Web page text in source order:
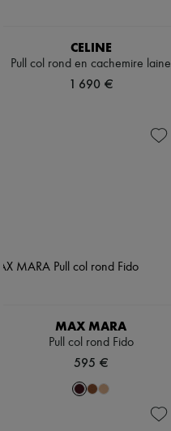
CELINE
Pull col rond en cachemire laine
1 690 €
MAX MARA
Pull col rond Fido
595 €